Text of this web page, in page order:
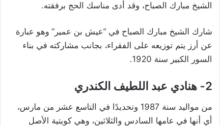
الشيخ مبارك الصباح، وقد أدى مناسك الحج برفقته.
شارك الشيخ مبارك الصباح في “عيش بن عمير” وهو عبارة
عن أرز يتم توزيعه على الفقراء، بجانب مشاركته في بناء
السور الكبير سنة 1920.
2- هنادي عبد اللطيف الكندري
من مواليد سنة 1987 وتحديدًا في التاسع عشر من مارس،
أي أنها في عامها السادس والثلاثين، وهي كويتية الأصل